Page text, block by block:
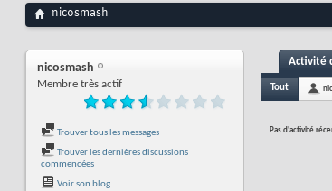
nicosmash
nicosmash
Membre très actif
Trouver tous les messages
Trouver les dernières discussions
commencées
Voir son blog
Activité
Tout
Pas d'activité